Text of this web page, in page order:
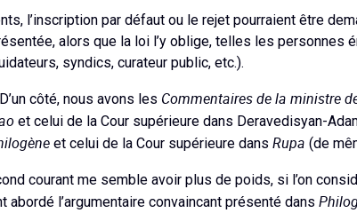
l’inscription par défaut ou le rejet pourraient être
alors que la loi l’y oblige, telles les personnes
syndics, curateur public, etc.).
côté, nous avons les Commentaires de la ministre
et celui de la Cour supérieure dans Deravedisyan-
et celui de la Cour supérieure dans Rupa (de
courant me semble avoir plus de poids, si l’on
abordé l’argumentaire convaincant présenté dans